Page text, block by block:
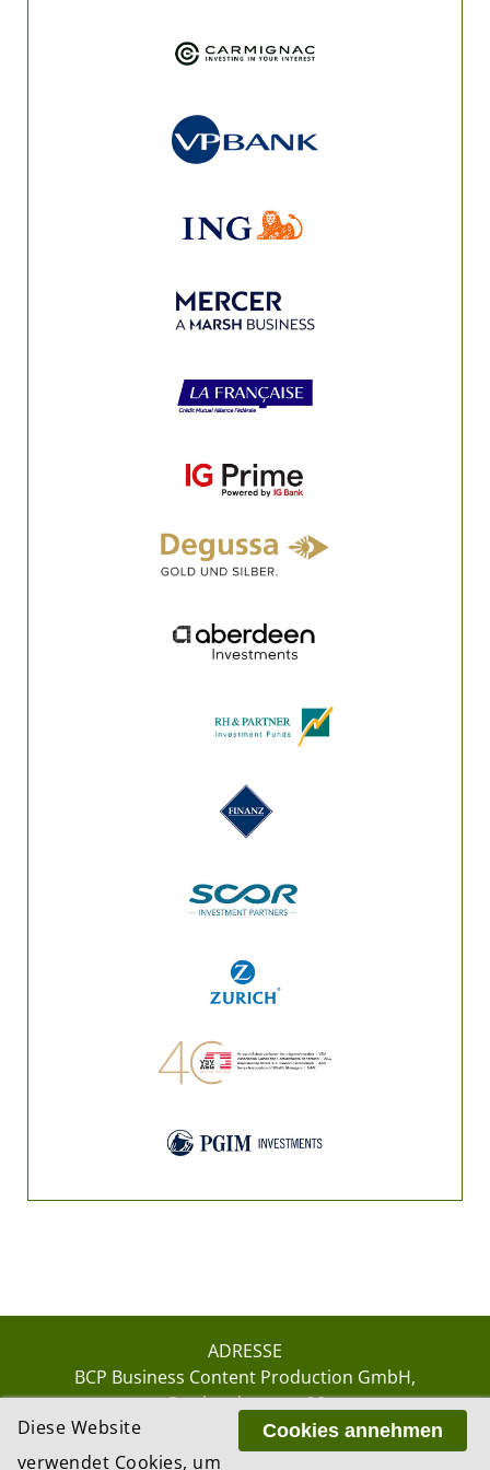
ADRESSE
BCP Business Content Production GmbH
Gotthardstrasse 38
8002 ZürichCookies annehmen
Diese Website
verwendet Cookies, um